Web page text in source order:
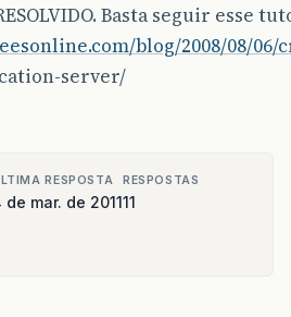
Basta seguir esse
blog/2008/08/06/
server/
RESPOSTA
de mar. de 2011
RESPOSTAS
11